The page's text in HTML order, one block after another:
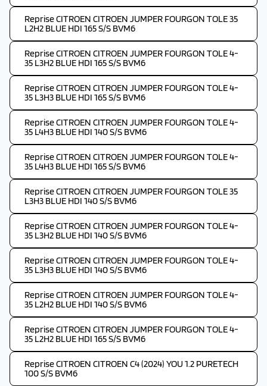
Reprise CITROEN CITROEN JUMPER FOURGON TOLE 35
L2H2 BLUE HDI 165 S/S BVM6
Reprise CITROEN CITROEN JUMPER FOURGON TOLE 4-
35 L3H2 BLUE HDI 165 S/S BVM6
Reprise CITROEN CITROEN JUMPER FOURGON TOLE 4-
35 L3H3 BLUE HDI 165 S/S BVM6
Reprise CITROEN CITROEN JUMPER FOURGON TOLE 4-
35 L4H3 BLUE HDI 140 S/S BVM6
Reprise CITROEN CITROEN JUMPER FOURGON TOLE 4-
35 L4H3 BLUE HDI 165 S/S BVM6
Reprise CITROEN CITROEN JUMPER FOURGON TOLE 35
L3H3 BLUE HDI 140 S/S BVM6
Reprise CITROEN CITROEN JUMPER FOURGON TOLE 4-
35 L3H2 BLUE HDI 140 S/S BVM6
Reprise CITROEN CITROEN JUMPER FOURGON TOLE 4-
35 L3H3 BLUE HDI 140 S/S BVM6
Reprise CITROEN CITROEN JUMPER FOURGON TOLE 4-
35 L2H2 BLUE HDI 140 S/S BVM6
Reprise CITROEN CITROEN JUMPER FOURGON TOLE 4-
35 L2H2 BLUE HDI 165 S/S BVM6
Reprise CITROEN CITROEN C4 (2024) YOU 1.2 PURETECH
100 S/S BVM6